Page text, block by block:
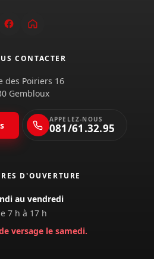
D'OUVERTURE
au vendredi
7 h à 17 h
versage le samedi.
CONTACTER
des Poiriers 16
Gembloux
APPELEZ-NOUS
081/61.32.95